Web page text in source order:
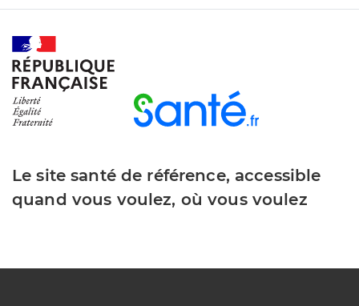
Le site santé de référence, accessible
quand vous voulez, où vous voulez